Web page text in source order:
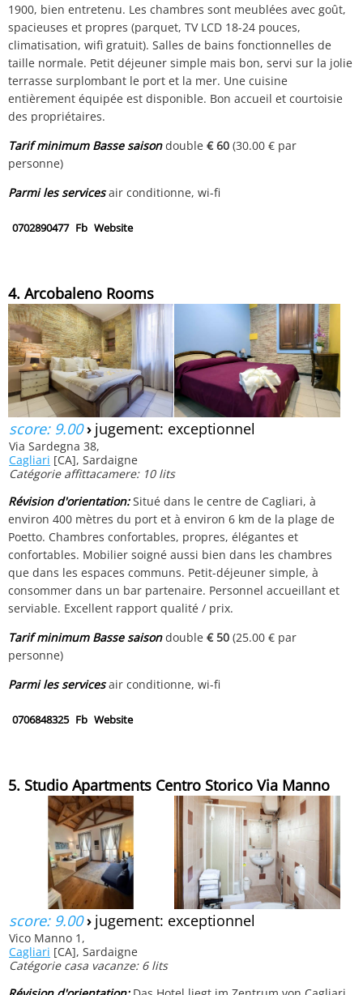
1900, bien entretenu. Les chambres sont meublées avec goût,
spacieuses et propres (parquet, TV LCD 18-24 pouces,
climatisation, wifi gratuit). Salles de bains fonctionnelles de
taille normale. Petit déjeuner simple mais bon, servi sur la jolie
terrasse surplombant le port et la mer. Une cuisine
entièrement équipée est disponible. Bon accueil et courtoisie
des propriétaires.
Tarif minimum Basse saisondouble€ 60 (30.00 € par
personne)
Parmi les servicesair conditionne, wi-fi
0702890477 Fb Website
4. Arcobaleno Rooms
score: 9.00› jugement: exceptionnel
Via Sardegna 38,
Cagliari [CA], Sardaigne
Catégorie affittacamere: 10 lits
Révision d'orientation:Situé dans le centre de Cagliari, à
environ 400 mètres du port et à environ 6 km de la plage de
Poetto. Chambres confortables, propres, élégantes et
confortables. Mobilier soigné aussi bien dans les chambres
que dans les espaces communs. Petit-déjeuner simple, à
consommer dans un bar partenaire. Personnel accueillant et
serviable. Excellent rapport qualité / prix.
Tarif minimum Basse saisondouble€ 50 (25.00 € par
personne)
Parmi les servicesair conditionne, wi-fi
0706848325 Fb Website
5. Studio Apartments Centro Storico Via Manno
score: 9.00› jugement: exceptionnel
Vico Manno 1,
Cagliari [CA], Sardaigne
Catégorie casa vacanze: 6 lits